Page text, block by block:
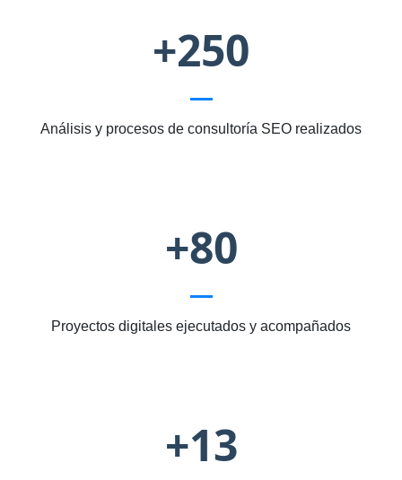
+250
Análisis y procesos de consultoría SEO realizados
+80
Proyectos digitales ejecutados y acompañados
+13